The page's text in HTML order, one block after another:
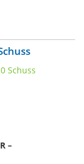
–